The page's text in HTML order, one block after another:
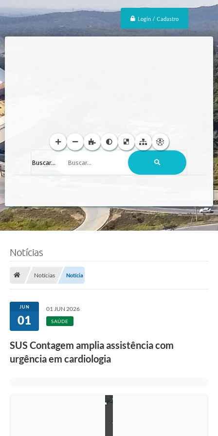
Login / Cadastro
Buscar...
Notícias
Notícias Notícia
JUN
01
01 JUN 2026
SAÚDE
SUS Contagem amplia assistência com
urgência em cardiologia
o
á